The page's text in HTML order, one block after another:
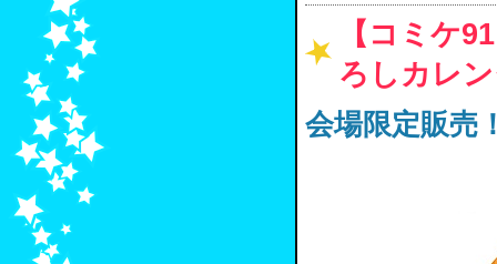
【コミケ
ろしカレ
会場限定販売